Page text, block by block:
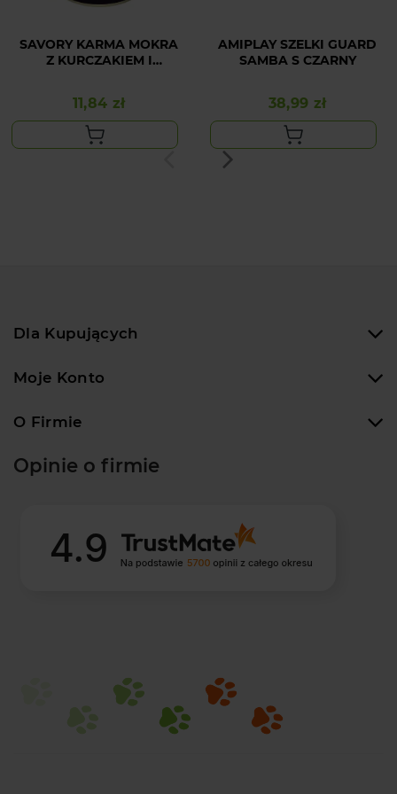
SAVORY KARMA MOKRA
Z KURCZAKIEM I
RAS OD 3 MIESIĄCA
ŻYCIA 400 G
Cena
11,84 zł
AMIPLAY SZELKI GUARD
SAMBA S CZARNY
Cena
38,99 zł
Dla Kupujących
Moje Konto
O Firmie
Opinie o firmie